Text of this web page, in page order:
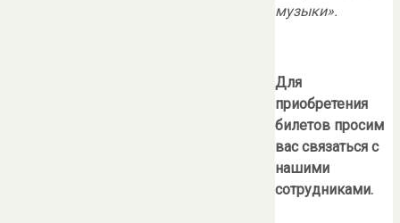
музыки».
Для
приобретения
билетов просим
вас связаться с
нашими
сотрудниками.